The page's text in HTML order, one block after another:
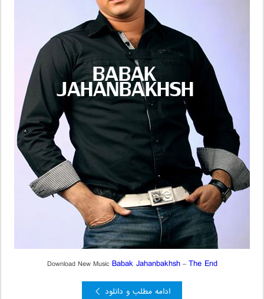
Download New MusicBabak Jahanbakhsh–The End
ادامه مطلب و دانلود